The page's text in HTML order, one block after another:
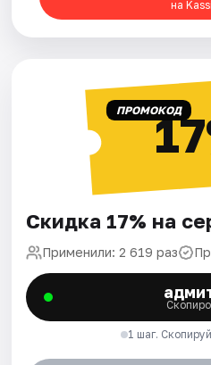
на
ПРОМОКОД
Скидка 17% на
Применили: 2 619 раз
1 шаг.